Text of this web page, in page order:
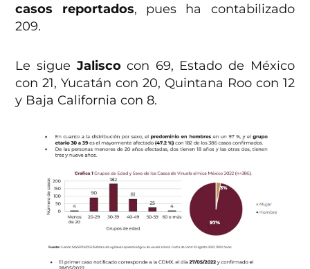
casos reportados, pues ha contabilizado
209.
Le sigue Jaliscocon 69, Estado de México
con 21, Yucatán con 20, Quintana Roo con 12
y Baja California con 8.